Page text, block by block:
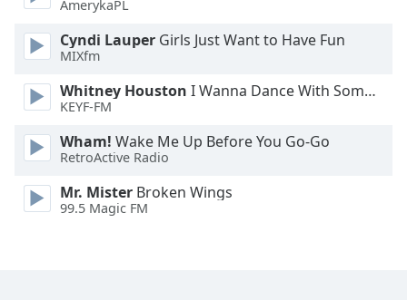
Caption
Area
Color
Opacity
Font
AmerykaPL
Cyndi Lauper Girls Just Want to Have Fun
MIXfm
Whitney Houston I Wanna Dance With Somebody
KEYF-FM
Wham! Wake Me Up Before You Go-Go
RetroActive Radio
Mr. Mister Broken Wings
99.5 Magic FM